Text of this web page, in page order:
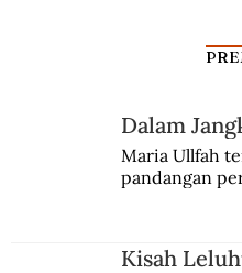
Dalam
Maria Ullfah
pandangan
Kisah